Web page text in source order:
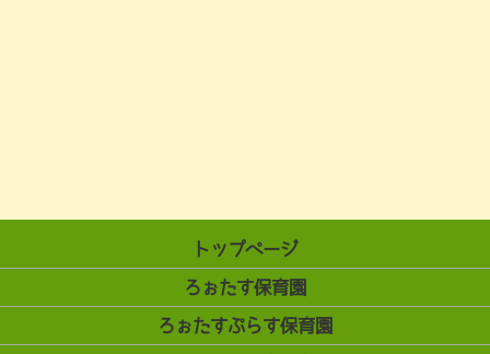
トップページ
ろぉたす保育園
ろぉたすぷらす保育園